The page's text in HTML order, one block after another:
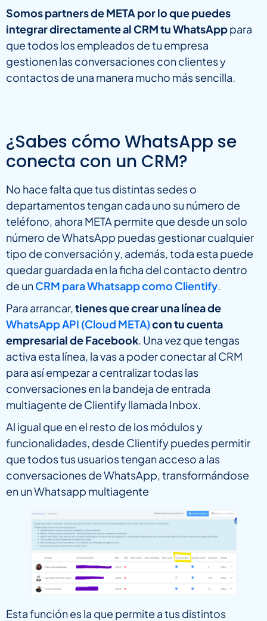
Somos partners de META por lo que puedes
integrar directamente al CRM tu WhatsApppara
que todos los empleados de tu empresa
gestionen las conversaciones con clientes y
contactos de una manera mucho más sencilla.
¿Sabes cómo WhatsApp se
conecta con un CRM?
No hace falta que tus distintas sedes o
departamentos tengan cada uno su número de
teléfono, ahora META permite que desde un solo
número de WhatsApp puedas gestionar cualquier
tipo de conversación y, además, toda esta puede
quedar guardada en la ficha del contacto dentro
de unCRM para Whatsapp como Clientify.
Para arrancar,tienes que crear una línea de
WhatsApp API (Cloud META)con tu cuenta
empresarial de Facebook. Una vez que tengas
activa esta línea, la vas a poder conectar al CRM
para así empezar a centralizar todas las
conversaciones en la bandeja de entrada
multiagente de Clientify llamada Inbox.
Al igual que en el resto de los módulos y
funcionalidades, desde Clientify puedes permitir
que todos tus usuarios tengan acceso a las
conversaciones de WhatsApp, transformándose
en un Whatsapp multiagente
Esta función es la que permite a tus distintos